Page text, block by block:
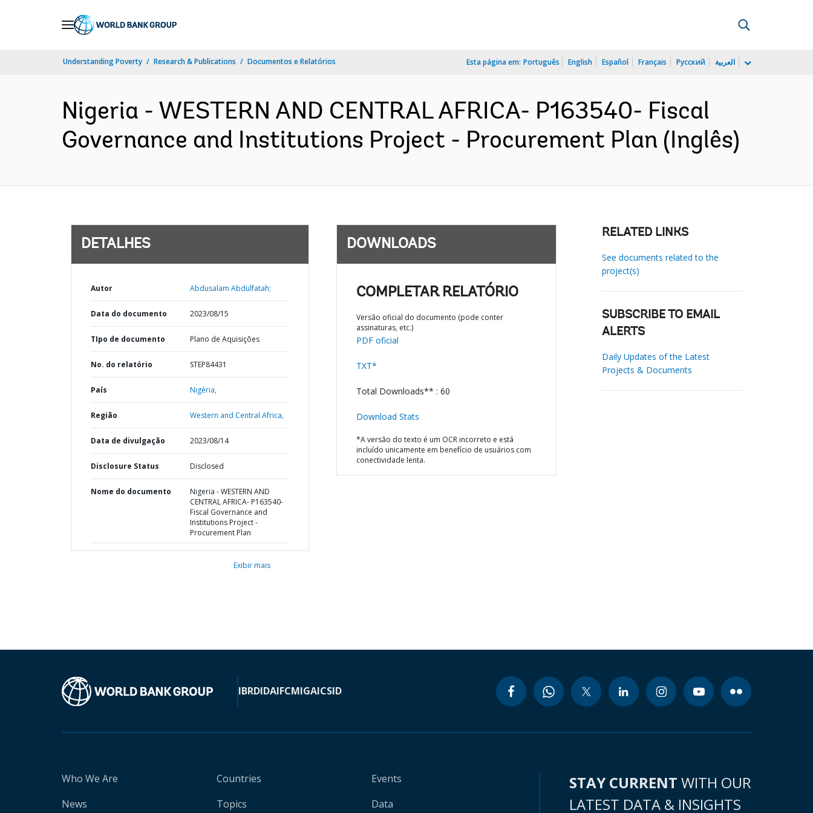
Understanding Poverty Research & Publications Documentos e Relatórios Esta página em: Português English Español Français Русский العربية
Nigeria - WESTERN AND CENTRAL AFRICA- P163540- Fiscal
Governance and Institutions Project - Procurement Plan (Inglês)
DETALHES
Autor Abdusalam Abdulfatah;
Data do documento 2023/08/15
TIpo de documento Plano de Aquisições
No. do relatório STEP84431
País Nigéria,
Região Western and Central Africa,
Data de divulgação 2023/08/14
Disclosure Status Disclosed
Nome do documento
Nigeria - WESTERN AND
CENTRAL AFRICA- P163540-
Fiscal Governance and
Institutions Project -
Procurement Plan
Exibir mais
DOWNLOADS
COMPLETAR RELATÓRIO
Versão oficial do documento (pode conter
assinaturas, etc.)
PDF oficial
TXT*
Total Downloads** : 60
Download Stats
*A versão do texto é um OCR incorreto e está
incluído unicamente em benefício de usuários com
conectividade lenta.
RELATED LINKS
See documents related to the
project(s)
SUBSCRIBE TO EMAIL
ALERTS
Daily Updates of the Latest
Projects & Documents
IBRDIDAIFCMIGAICSID
Who We Are
News
Countries
Topics
Events
Data
STAY CURRENT WITH OUR
LATEST DATA & INSIGHTS